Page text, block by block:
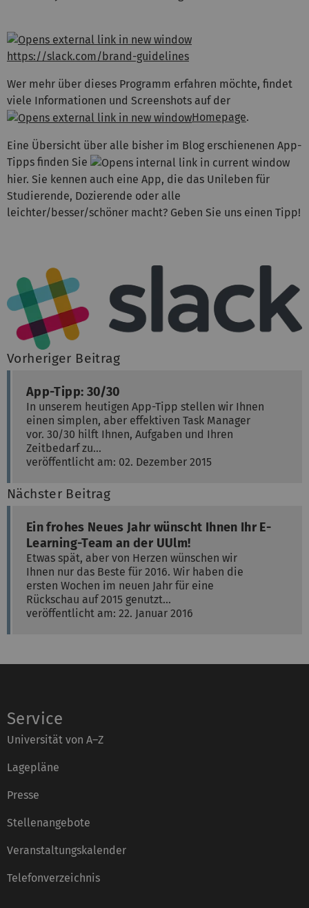
https://slack.com/brand-guidelines
Wer mehr über dieses Programm erfahren möchte, findet
viele Informationen und Screenshots auf der
Homepage.
Eine Übersicht über alle bisher im Blog erschienenen App-
Tipps finden Sie
hier. Sie kennen auch eine App, die das Unileben für
Studierende, Dozierende oder alle
leichter/besser/schöner macht? Geben Sie uns einen Tipp!
Vorheriger Beitrag
App-Tipp: 30/30
In unserem heutigen App-Tipp stellen wir Ihnen
einen simplen, aber effektiven Task Manager
vor. 30/30 hilft Ihnen, Aufgaben und Ihren
Zeitbedarf zu…
veröffentlicht am: 02. Dezember 2015
Nächster Beitrag
Ein frohes Neues Jahr wünscht Ihnen Ihr E-
Learning-Team an der UUlm!
Etwas spät, aber von Herzen wünschen wir
Ihnen nur das Beste für 2016. Wir haben die
ersten Wochen im neuen Jahr für eine
Rückschau auf 2015 genutzt…
veröffentlicht am: 22. Januar 2016
Service
Universität von A–Z
Lagepläne
Presse
Stellenangebote
Veranstaltungskalender
Telefonverzeichnis